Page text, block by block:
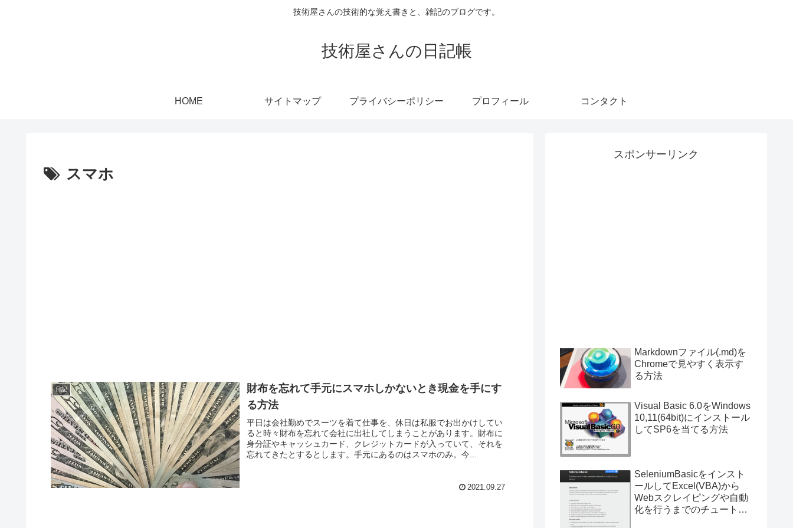
技術屋さんの技術的な覚え書きと、雑記のブログです。
技術屋さんの日記帳
HOME サイトマップ プライバシーポリシー プロフィール コンタクト
スマホ
日記
財布を忘れて手元にスマホしかないとき現金を手にす
る方法
平日は会社勤めでスーツを着て仕事を、休日は私服でお出かけしてい
ると時々財布を忘れて会社に出社してしまうことがあります。財布に
身分証やキャッシュカード、クレジットカードが入っていて、それを
忘れてきたとするとします。手元にあるのはスマホのみ。今...
2021.09.27
スポンサーリンク
Markdownファイル(.md)を
Chromeで見やすく表示す
る方法
Visual Basic 6.0をWindows
10,11(64bit)にインストール
してSP6を当てる方法
SeleniumBasicをインスト
ールしてExcel(VBA)から
Webスクレイピングや自動
化を行うまでのチュートリ